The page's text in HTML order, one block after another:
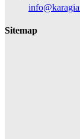
Sitemap